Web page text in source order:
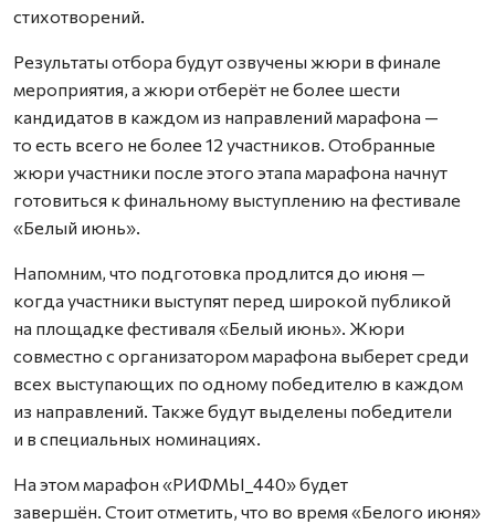
стихотворений.
Результаты отбора будут озвучены жюри в финале
мероприятия, а жюри отберёт не более шести
кандидатов в каждом из направлений марафона —
то есть всего не более 12 участников. Отобранные
жюри участники после этого этапа марафона начнут
готовиться к финальному выступлению на фестивале
«Белый июнь».
Напомним, что подготовка продлится до июня —
когда участники выступят перед широкой публикой
на площадке фестиваля «Белый июнь». Жюри
совместно с организатором марафона выберет среди
всех выступающих по одному победителю в каждом
из направлений. Также будут выделены победители
и в специальных номинациях.
На этом марафон «РИФМЫ_440» будет
завершён. Стоит отметить, что во время «Белого июня»